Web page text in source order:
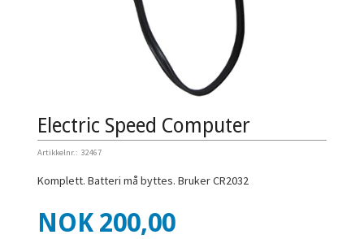
Electric Speed Computer
Artikkelnr.: 32467
Komplett. Batteri må byttes. Bruker CR2032
Pris
NOK 200,00